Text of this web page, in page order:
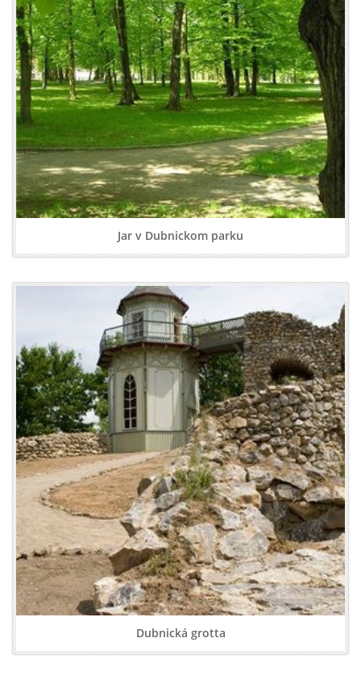
Jar v Dubnickom parku
Dubnická grotta